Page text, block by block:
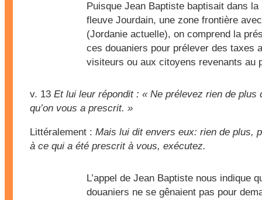
Puisque Jean Baptiste baptisait dans la
fleuve Jourdain, une zone frontière
(Jordanie actuelle), on comprend la
ces douaniers pour prélever des taxes
visiteurs ou aux citoyens revenants au
v. 13 Et lui leur répondit : « Ne prélevez rien de plus
qu’on vous a prescrit. »
Littéralement : Mais lui dit envers eux: rien de plus,
à ce qui a été prescrit à vous, exécutez.
L’appel de Jean Baptiste nous indique
douaniers ne se gênaient pas pour